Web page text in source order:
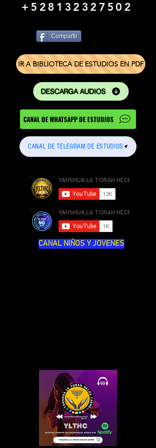
+528132327502
Compartir
IR A BIBLIOTECA DE ESTUDIOS EN PDF
DESCARGA AUDIOS
CANAL DE WHATSAPP DE ESTUDIOS
CANAL DE TELEGRAM DE ESTUDIOS
CANAL NIÑOS Y JOVENES